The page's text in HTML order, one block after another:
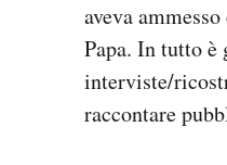
aveva
Papa. In tutto è
interviste/
raccontare